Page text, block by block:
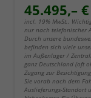
45.495,– €
incl. 19% MwSt..
nur nach telefonischer
Durch unsere
befinden sich viele
im Außenlager /
ganz Deutschland (oft
Zugang zur
Sie vorab nach dem
Auslieferungs-Standort